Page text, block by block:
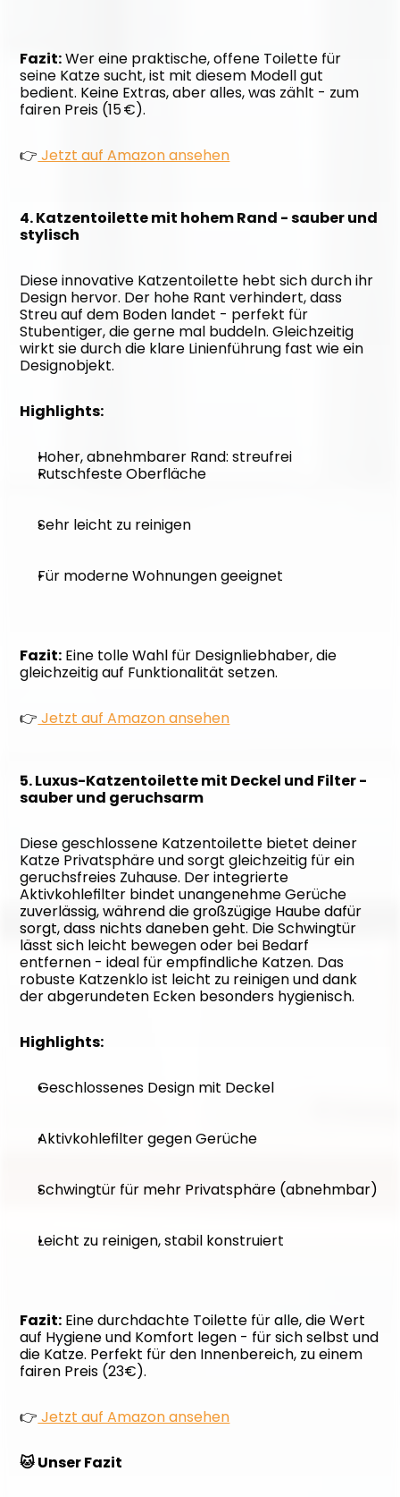
Fazit: Wer eine praktische, offene Toilette für
seine Katze sucht, ist mit diesem Modell gut
bedient. Keine Extras, aber alles, was zählt - zum
fairen Preis (15 €).
👉 Jetzt auf Amazon ansehen
4. Katzentoilette mit hohem Rand - sauber und
stylisch
Diese innovative Katzentoilette hebt sich durch ihr
Design hervor. Der hohe Rant verhindert, dass
Streu auf dem Boden landet - perfekt für
Stubentiger, die gerne mal buddeln. Gleichzeitig
wirkt sie durch die klare Linienführung fast wie ein
Designobjekt.
Highlights:
Hoher, abnehmbarer Rand: streufrei
Rutschfeste Oberfläche
Sehr leicht zu reinigen
Für moderne Wohnungen geeignet
Fazit: Eine tolle Wahl für Designliebhaber, die
gleichzeitig auf Funktionalität setzen.
👉 Jetzt auf Amazon ansehen
5. Luxus-Katzentoilette mit Deckel und Filter -
sauber und geruchsarm
Diese geschlossene Katzentoilette bietet deiner
Katze Privatsphäre und sorgt gleichzeitig für ein
geruchsfreies Zuhause. Der integrierte
Aktivkohlefilter bindet unangenehme Gerüche
zuverlässig, während die großzügige Haube dafür
sorgt, dass nichts daneben geht. Die Schwingtür
lässt sich leicht bewegen oder bei Bedarf
entfernen - ideal für empfindliche Katzen. Das
robuste Katzenklo ist leicht zu reinigen und dank
der abgerundeten Ecken besonders hygienisch.
Highlights:
Geschlossenes Design mit Deckel
Aktivkohlefilter gegen Gerüche
Schwingtür für mehr Privatsphäre (abnehmbar)
Leicht zu reinigen, stabil konstruiert
Fazit: Eine durchdachte Toilette für alle, die Wert
auf Hygiene und Komfort legen - für sich selbst und
die Katze. Perfekt für den Innenbereich, zu einem
fairen Preis (23€).
👉 Jetzt auf Amazon ansehen
🐱 Unser Fazit